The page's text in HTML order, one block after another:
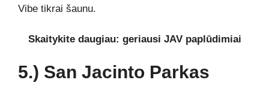
Vibe tikrai šaunu.
Skaitykite daugiau: geriausi JAV paplūdimiai
5.) San Jacinto Parkas